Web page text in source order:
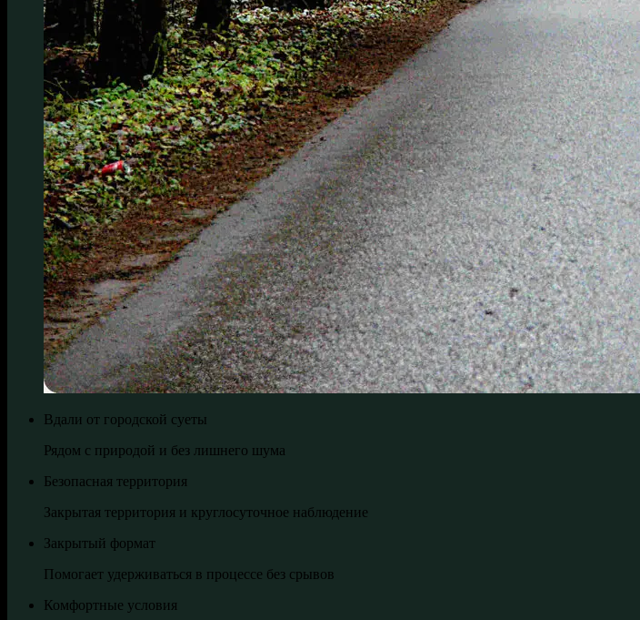
Вдали от городской суеты
Рядом с природой и без лишнего шума
Безопасная территория
Закрытая территория и круглосуточное наблюдение
Закрытый формат
Помогает удерживаться в процессе без срывов
Комфортные условия